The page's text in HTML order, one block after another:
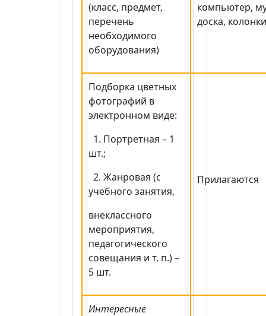
(класс, предмет,
перечень
необходимого
оборудования)
компьютер,
доска,
Подборка цветных
фотографий в
электронном виде:
1. Портретная – 1
шт.;
2. Жанровая (с
учебного занятия,
внеклассного
мероприятия,
педагогического
совещания и т. п.) –
5 шт.
Прилагаются
Интересные